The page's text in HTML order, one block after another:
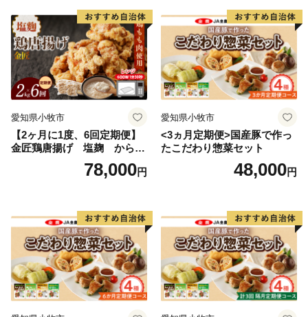
愛知県小牧市
【2ヶ月に1度、6回定期便】
金匠鶏唐揚げ 塩麹 からあ
78,000円
愛知県小牧市
<3ヵ月定期便>国産豚で作っ
たこだわり惣菜セット
48,000円